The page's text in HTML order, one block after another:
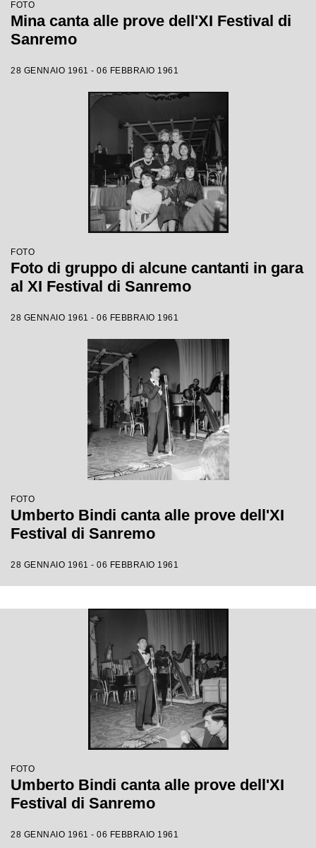
FOTO
Mina canta alle prove dell'XI Festival di
Sanremo
28 GENNAIO 1961 - 06 FEBBRAIO 1961
FOTO
Foto di gruppo di alcune cantanti in gara
al XI Festival di Sanremo
28 GENNAIO 1961 - 06 FEBBRAIO 1961
FOTO
Umberto Bindi canta alle prove dell'XI
Festival di Sanremo
28 GENNAIO 1961 - 06 FEBBRAIO 1961
FOTO
Umberto Bindi canta alle prove dell'XI
Festival di Sanremo
28 GENNAIO 1961 - 06 FEBBRAIO 1961